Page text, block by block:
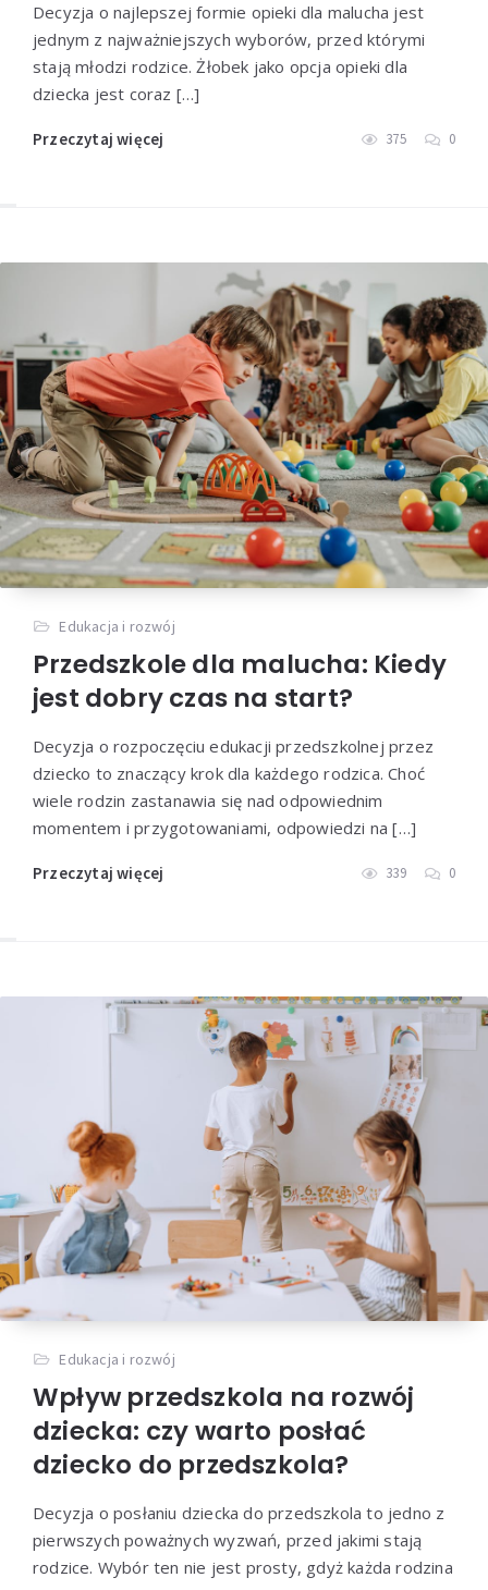
Decyzja o najlepszej formie opieki dla malucha jest
jednym z najważniejszych wyborów, przed którymi
stają młodzi rodzice. Żłobek jako opcja opieki dla
dziecka jest coraz […]
Przeczytaj więcej 375 0
Edukacja i rozwój
Przedszkole dla malucha: Kiedy
jest dobry czas na start?
Decyzja o rozpoczęciu edukacji przedszkolnej przez
dziecko to znaczący krok dla każdego rodzica. Choć
wiele rodzin zastanawia się nad odpowiednim
momentem i przygotowaniami, odpowiedzi na […]
Przeczytaj więcej 339 0
Edukacja i rozwój
Wpływ przedszkola na rozwój
dziecka: czy warto posłać
dziecko do przedszkola?
Decyzja o posłaniu dziecka do przedszkola to jedno z
pierwszych poważnych wyzwań, przed jakimi stają
rodzice. Wybór ten nie jest prosty, gdyż każda rodzina